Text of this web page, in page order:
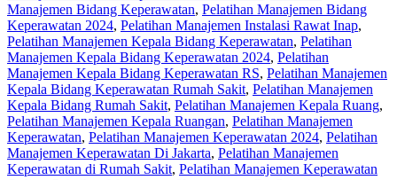
Manajemen Bidang Keperawatan, Pelatihan Manajemen Bidang
Keperawatan 2024, Pelatihan Manajemen Instalasi Rawat Inap,
Pelatihan Manajemen Kepala Bidang Keperawatan, Pelatihan
Manajemen Kepala Bidang Keperawatan 2024, Pelatihan
Manajemen Kepala Bidang Keperawatan RS, Pelatihan Manajemen
Kepala Bidang Keperawatan Rumah Sakit, Pelatihan Manajemen
Kepala Bidang Rumah Sakit, Pelatihan Manajemen Kepala Ruang,
Pelatihan Manajemen Kepala Ruangan, Pelatihan Manajemen
Keperawatan, Pelatihan Manajemen Keperawatan 2024, Pelatihan
Manajemen Keperawatan Di Jakarta, Pelatihan Manajemen
Keperawatan di Rumah Sakit, Pelatihan Manajemen Keperawatan